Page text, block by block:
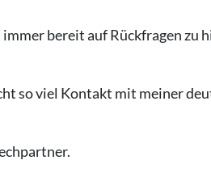
bereit auf Rückfragen zu
so viel Kontakt mit meiner